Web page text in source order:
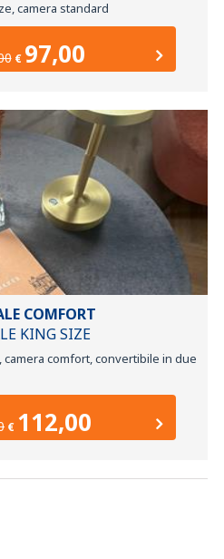
camera standard
€ 97,00
COMFORT
KING SIZE
comfort, convertibile in due
€ 112,00